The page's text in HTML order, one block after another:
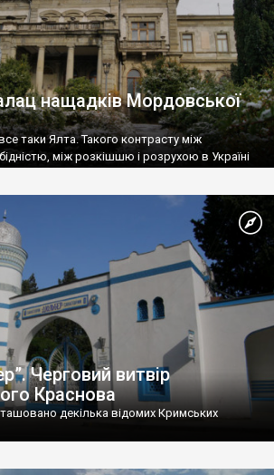
нащадків Мордовської
таки Ялта. Такого контрасту між
між розкішшю і розрухою в Україні
Черговий витвір
Краснова
декілька відомих Кримських